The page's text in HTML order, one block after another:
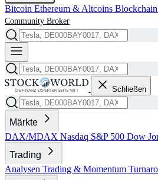
Bitcoin Ethereum & Altcoins Blockchain
Community Broker
Schließen
Märkte
DAX/MDAX Nasdaq S&P 500 Dow
Trading
Analysen Trading & Momentum